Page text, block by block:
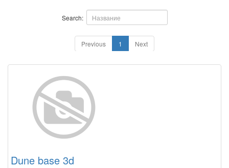
Search:
Previous 1 Next
Dune base 3d